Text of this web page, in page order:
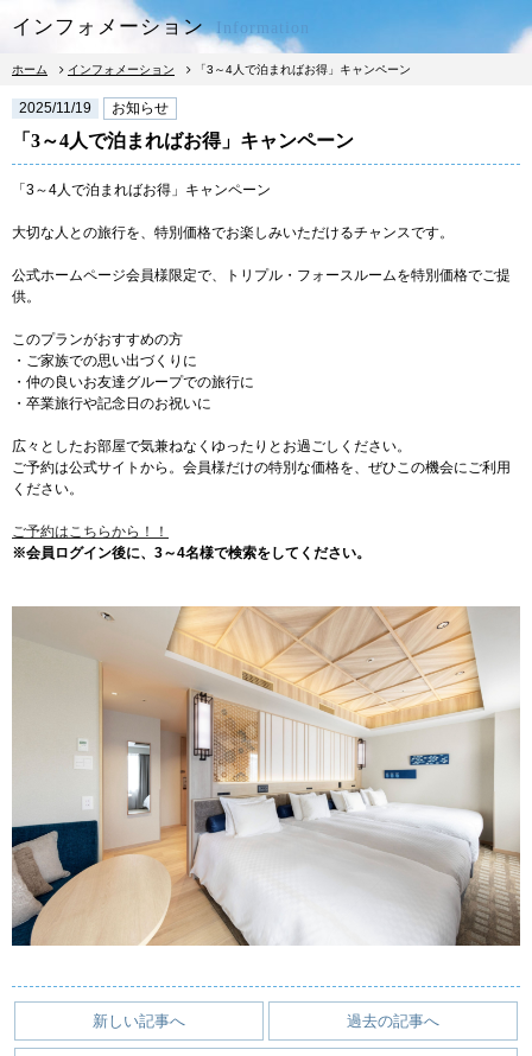
宿泊予約
宿泊
朝食
レストラン
館内
観光
よくあるご質問
お問い合わせ
インフォメーション
採用情報
会社概要
プライバシーポリシー
インフォメーション Information
ホーム インフォメーション 「3～4人で泊まればお得」キャンペーン
2025/11/19 お知らせ
「3～4人で泊まればお得」キャンペーン
「3～4人で泊まればお得」キャンペーン
大切な人との旅行を、特別価格でお楽しみいただけるチャンスです。
公式ホームページ会員様限定で、トリプル・フォースルームを特別価格でご提
供。
このプランがおすすめの方
・ご家族での思い出づくりに
・仲の良いお友達グループでの旅行に
・卒業旅行や記念日のお祝いに
広々としたお部屋で気兼ねなくゆったりとお過ごしください。
ご予約は公式サイトから。会員様だけの特別な価格を、ぜひこの機会にご利用
ください。
ご予約はこちらから！！
※会員ログイン後に、3～4名様で検索をしてください。
新しい記事へ 過去の記事へ